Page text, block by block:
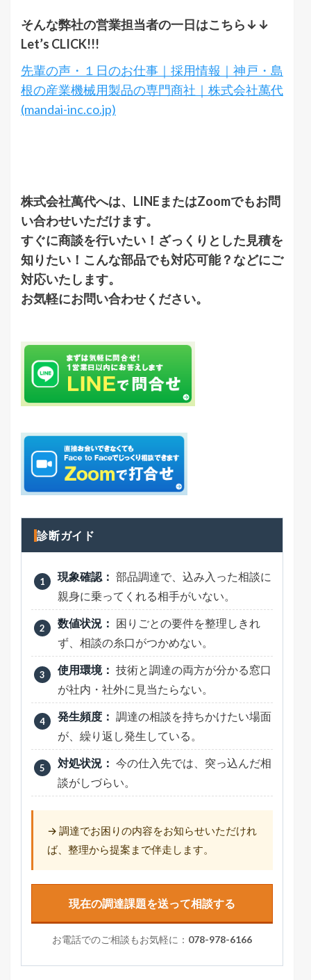
そんな弊社の営業担当者の一日はこちら↓↓
Let’s CLICK!!!
先輩の声・１日のお仕事｜採用情報｜神戸・島
根の産業機械用製品の専門商社｜株式会社萬代
(mandai-inc.co.jp)
株式会社萬代へは、LINEまたはZoomでもお問
い合わせいただけます。
すぐに商談を行いたい！ざっくりとした見積を
知りたい！こんな部品でも対応可能？などにご
対応いたします。
お気軽にお問い合わせください。
診断ガイド
現象確認： 部品調達で、込み入った相談に
親身に乗ってくれる相手がいない。
数値状況： 困りごとの要件を整理しきれ
ず、相談の糸口がつかめない。
使用環境： 技術と調達の両方が分かる窓口
が社内・社外に見当たらない。
発生頻度： 調達の相談を持ちかけたい場面
が、繰り返し発生している。
対処状況： 今の仕入先では、突っ込んだ相
談がしづらい。
→ 調達でお困りの内容をお知らせいただけれ
ば、整理から提案まで伴走します。
現在の調達課題を送って相談する
お電話でのご相談もお気軽に： 078-978-6166